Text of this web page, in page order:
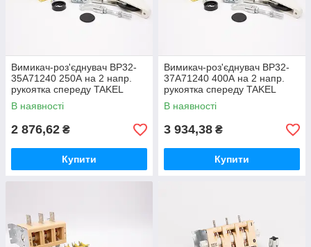
Вимикач-роз'єднувач ВР32-
35A71240 250А на 2 напр.
рукоятка спереду TAKEL
В наявності
2 876,62 ₴
Купити
Вимикач-роз'єднувач ВР32-
37A71240 400А на 2 напр.
рукоятка спереду TAKEL
В наявності
3 934,38 ₴
Купити